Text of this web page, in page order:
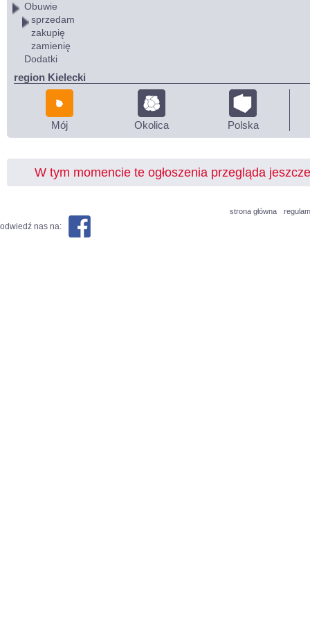
Obuwie
sprzedam
zakupię
zamienię
Dodatki
region Kielecki
Mój Okolica Polska
W tym momencie te ogłoszenia przegląda
strona główna
odwiedź nas na: